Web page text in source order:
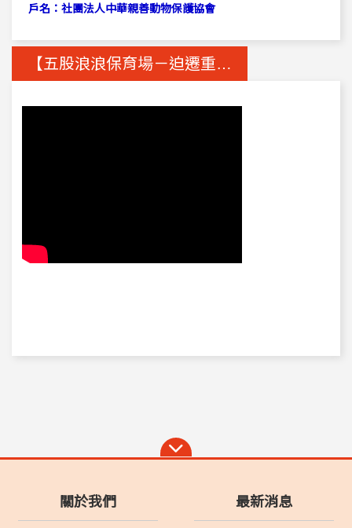
戶名：社團法人中華親善動物保護協會
【五股浪浪保育場－迫遷重建計畫】
關於我們 最新消息